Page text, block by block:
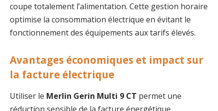
coupe totalement l’alimentation. Cette gestion horaire
optimise la consommation électrique en évitant le
fonctionnement des équipements aux tarifs élevés.
Avantages économiques et impact sur
la facture électrique
Utiliser le Merlin Gerin Multi 9 CT permet une